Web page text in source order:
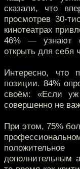
сказали, что
просмотрев 30-
кинотеатрах
46% — узнают
открыть для себя
Интересно, что
позиции. 84%
своём: «Если
совершенно не
При этом, 75%
дополнительным